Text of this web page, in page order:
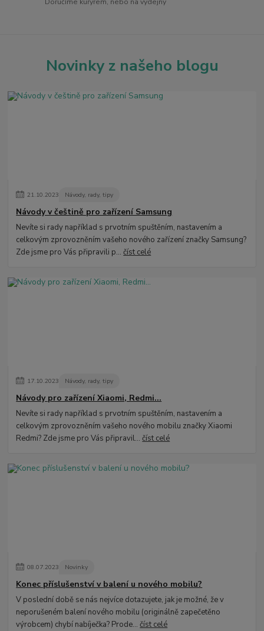
Doručíme kurýrem, nebo na výdejny
Novinky z našeho blogu
21.10.2023 Návody, rady, tipy
Návody v češtině pro zařízení Samsung
Nevíte si rady například s prvotním spuštěním, nastavením a
celkovým zprovozněním vašeho nového zařízení značky Samsung?
Zde jsme pro Vás připravili p...číst celé
17.10.2023 Návody, rady, tipy
Návody pro zařízení Xiaomi, Redmi...
Nevíte si rady například s prvotním spuštěním, nastavením a
celkovým zprovozněním vašeho nového mobilu značky Xiaomi
Redmi? Zde jsme pro Vás připravil...číst celé
08.07.2023 Novinky
Konec příslušenství v balení u nového mobilu?
V poslední době se nás nejvíce dotazujete, jak je možné, že v
neporušeném balení nového mobilu (originálně zapečetěno
výrobcem) chybí nabíječka? Prode...číst celé